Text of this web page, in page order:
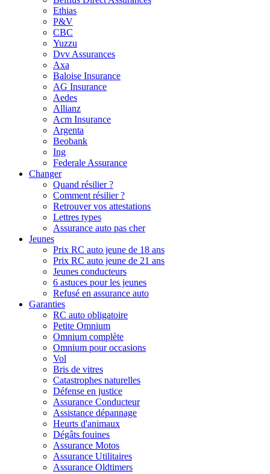
Ethias
P&V
CBC
Yuzzu
Dvv Assurances
Axa
Baloise Insurance
AG Insurance
Aedes
Allianz
Acm Insurance
Argenta
Beobank
Ing
Federale Assurance
Changer
Quand résilier ?
Comment résilier ?
Retrouver vos attestations
Lettres types
Assurance auto pas cher
Jeunes
Prix RC auto jeune de 18 ans
Prix RC auto jeune de 21 ans
Jeunes conducteurs
6 astuces pour les jeunes
Refusé en assurance auto
Garanties
RC auto obligatoire
Petite Omnium
Omnium complète
Omnium pour occasions
Vol
Bris de vitres
Catastrophes naturelles
Défense en justice
Assurance Conducteur
Assistance dépannage
Heurts d'animaux
Dégâts fouines
Assurance Motos
Assurance Utilitaires
Assurance Oldtimers